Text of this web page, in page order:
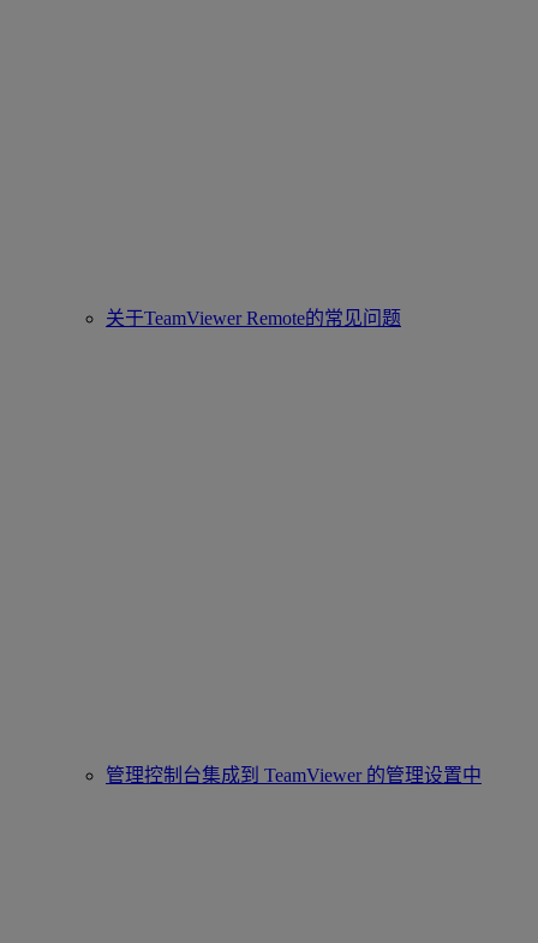
关于TeamViewer Remote的常见问题
管理控制台集成到 TeamViewer 的管理设置中